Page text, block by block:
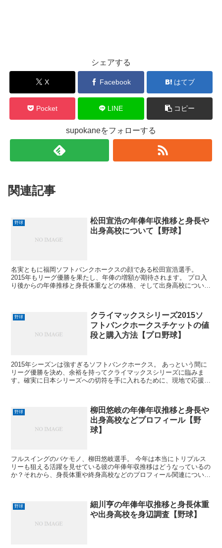
シェアする
X Facebook はてブ
Pocket LINE コピー
supokaneをフォローする
関連記事
野球
松田宣浩の年俸年収推移と身長や
出身高校について【野球】
名実ともに福岡ソフトバンクホークスの顔である松田宣浩選手。
2015年もリーグ優勝を果たし、年俸の増額が期待されます。 プロ入
り後からの年俸推移と身長体重などの体格、そして出身高校について
野球
クライマックスシリーズ2015ソ
フトバンクホークスチケットの値
段と購入方法【プロ野球】
2015年シーズンは強すぎるソフトバンクホークス。 あっという間に
リーグ優勝を決め、余裕を持ってクライマックスシリーズに臨みま
す。確実に日本シリーズへの切符を手に入れるために、現地で応援す
野球
柳田悠岐の年俸年収推移と身長や
出身高校などプロフィール【野
球】
フルスイングのバケモノ、柳田悠岐選手。 今年は本当にトリプルス
リーも狙える活躍を見せている彼の年俸年収推移はどうなっているの
か？それから、身長体重や終身高校などのプロフィール関連について
野球
細川亨の年俸年収推移と身長体重
や出身高校を身辺調査【野球】